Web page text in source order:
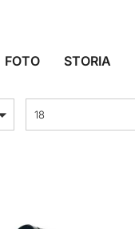
FOTO STORIA
18